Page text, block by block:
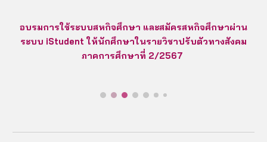
อบรมการใช้ระบบสหกิจศึกษา และสมัครสหกิจศึกษาผ่าน
ระบบ iStudent ให้นักศึกษาในรายวิชาปรับตัวทางสังคม
ภาคการศึกษาที่ 2/2567